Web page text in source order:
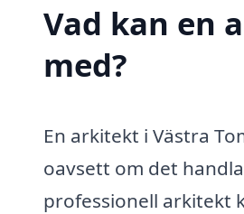
Vad kan en
med?
En arkitekt i Västra
oavsett om det
professionell arkitekt